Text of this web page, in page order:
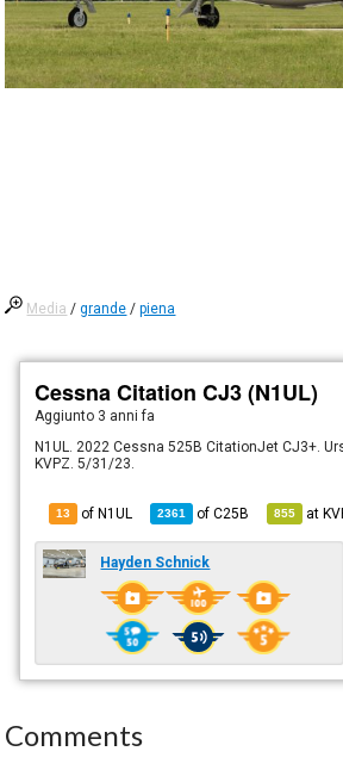
Media /grande /piena
Cessna Citation CJ3 (N1UL)
Aggiunto 3 anni fa
N1UL. 2022 Cessna 525B CitationJet CJ3+.
KVPZ. 5/31/23.
13 of N1UL 2361 ofC25B 855 at
Hayden Schnick
Comments